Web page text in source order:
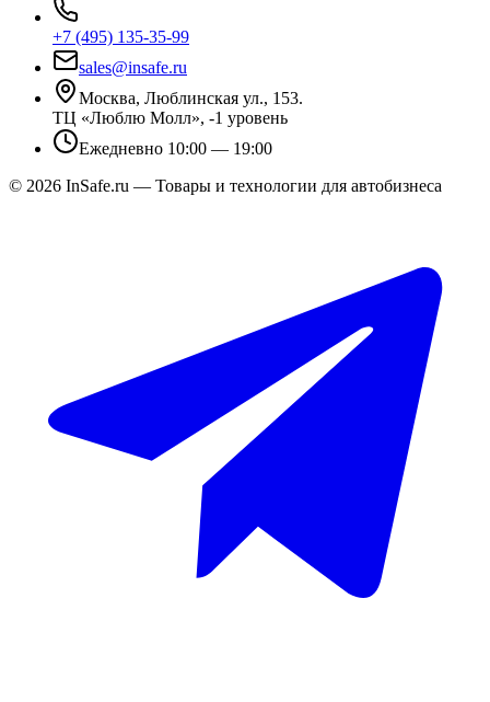
+7 (495) 135-35-99
sales@insafe.ru
Москва, Люблинская ул., 153.
ТЦ «Люблю Молл», -1 уровень
Ежедневно 10:00 — 19:00
© 2026 InSafe.ru — Товары и технологии для автобизнеса